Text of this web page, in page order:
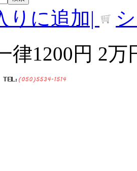
りに追加|
律1200円 2